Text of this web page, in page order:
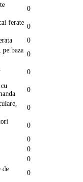
0
ferate
0
0
pe baza
0
0
0
0
0
0
0
0
de
0